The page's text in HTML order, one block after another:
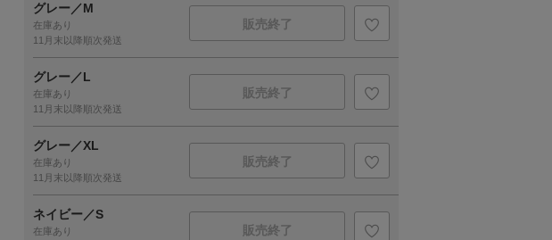
グレー／M
在庫あり
11月末以降順次発送
販売終了
グレー／L
在庫あり
11月末以降順次発送
販売終了
グレー／XL
在庫あり
11月末以降順次発送
販売終了
ネイビー／S
在庫あり
販売終了